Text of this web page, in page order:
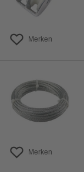
Merken
Merken